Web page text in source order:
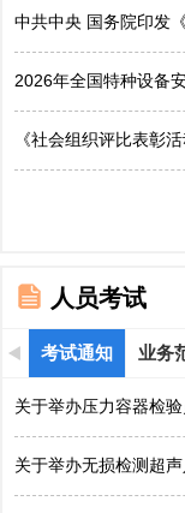
《社会组织评比表彰
人员考试
考试通知 业务
关于举办压力容器检
关于举办无损检测超